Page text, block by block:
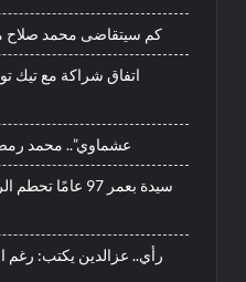
كم سيتقاضى محمد صلاح
اتفاق شراكة مع تيك
“عشماوي”.. محمد
سيدة بعمر 97
رأي.. عزالدين يكتب: رغم